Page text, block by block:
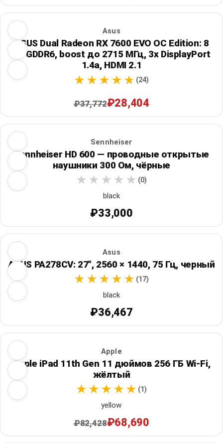
Asus
ASUS Dual Radeon RX 7600 EVO OC Edition: 8
ГБ GDDR6, boost до 2715 МГц, 3x DisplayPort
1.4a, HDMI 2.1
(24)
₽37,772₽28,404
Sennheiser
Sennheiser HD 600 — проводные открытые
наушники 300 Ом, чёрные
(0)
black
₽33,000
Asus
ASUS PA278CV: 27", 2560 × 1440, 75 Гц, черный
(17)
black
₽36,467
Apple
Apple iPad 11th Gen 11 дюймов 256 ГБ Wi‑Fi,
жёлтый
(1)
yellow
₽82,428₽68,690